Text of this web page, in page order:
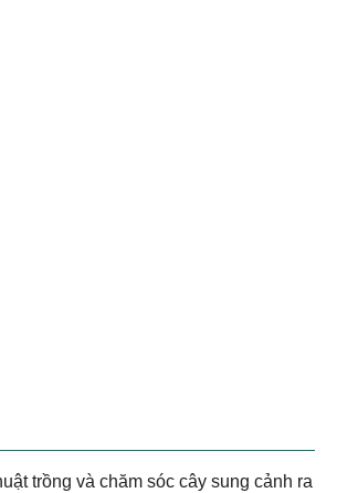
trồng và chăm sóc cây sung cảnh ra